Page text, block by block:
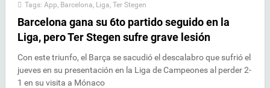
Tags: App, Barcelona, Liga, Ter Stegen
Barcelona gana su 6to partido seguido en la
Liga, pero Ter Stegen sufre grave lesión
Con este triunfo, el Barça se sacudió el descalabro que sufrió el
jueves en su presentación en la Liga de Campeones al perder 2-
1 en su visita a Mónaco